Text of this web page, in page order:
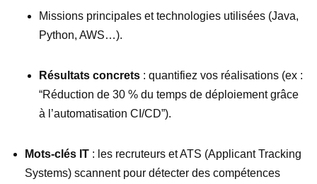
Missions principales et technologies utilisées (Java,
Python, AWS…).
Résultats concrets : quantifiez vos réalisations (ex :
“Réduction de 30 % du temps de déploiement grâce
à l’automatisation CI/CD”).
Mots-clés IT : les recruteurs et ATS (Applicant Tracking
Systems) scannent pour détecter des compétences